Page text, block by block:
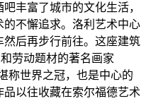
丰富了城市的文化生活，
不懈追求。洛利艺术中心
然后再步行前往。这座建筑
劳动题材的著名画家
称世界之冠，也是中心的
以往收藏在索尔福德艺术